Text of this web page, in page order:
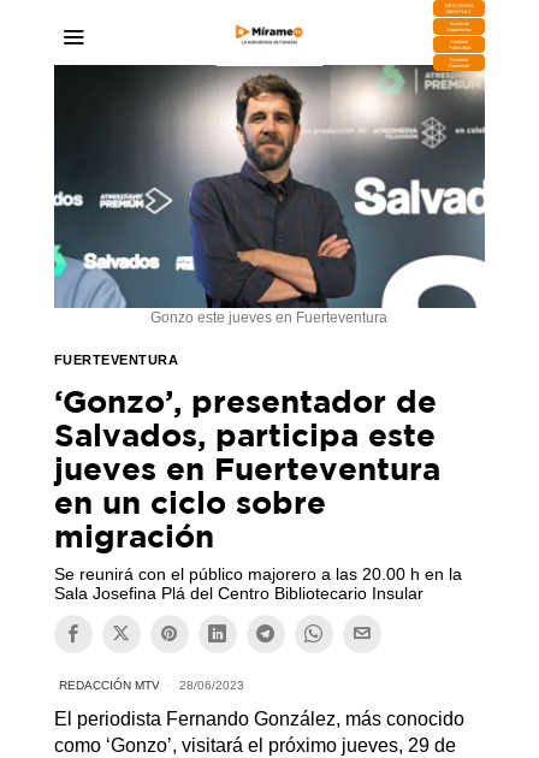
DESCARGA
MIRAPLAY
Buzón de
Sugerencias
Contratar
Publicidad
Contacto
Comercial
Gonzo este jueves en Fuerteventura
FUERTEVENTURA
‘Gonzo’, presentador de
Salvados, participa este
jueves en Fuerteventura
en un ciclo sobre
migración
Se reunirá con el público majorero a las 20.00 h en la
Sala Josefina Plá del Centro Bibliotecario Insular
REDACCIÓN MTV 28/06/2023
El periodista Fernando González, más conocido
como ‘Gonzo’, visitará el próximo jueves, 29 de